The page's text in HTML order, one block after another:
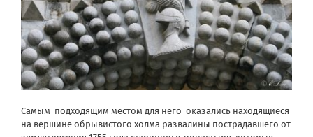
Самым подходящим местом для него оказались находящиеся
на вершине обрывистого холма развалины пострадавшего от